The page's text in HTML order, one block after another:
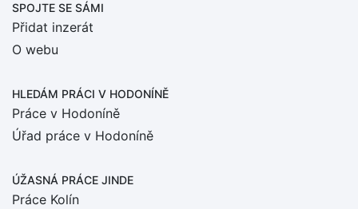
SPOJTE SE SÁMI
Přidat inzerát
O webu
HLEDÁM PRÁCI V HODONÍNĚ
Práce v Hodoníně
Úřad práce v Hodoníně
ÚŽASNÁ PRÁCE JINDE
Práce Kolín